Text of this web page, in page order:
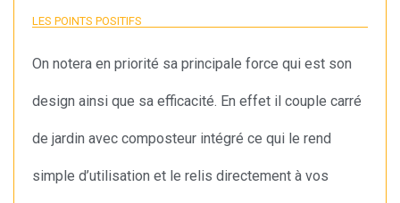
LES POINTS POSITIFS
On notera en priorité sa principale force qui est son
design ainsi que sa efficacité. En effet il couple carré
de jardin avec composteur intégré ce qui le rend
simple d’utilisation et le relis directement à vos